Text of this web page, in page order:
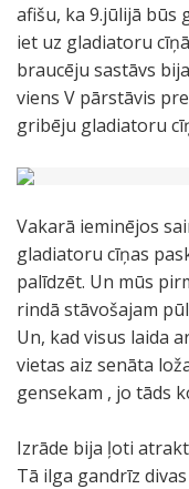
afišu, ka 9.jūlijā būs
iet uz gladiatoru
braucēju sastāvs
viens V pārstāvis
gribēju gladiatoru
Vakarā ieminējos
gladiatoru cīņas
palīdzēt. Un mūs
rindā stāvošajam
Un, kad visus laida
vietas aiz senāta
gensekam , jo tāds
Izrāde bija ļoti
Tā ilga gandrīz